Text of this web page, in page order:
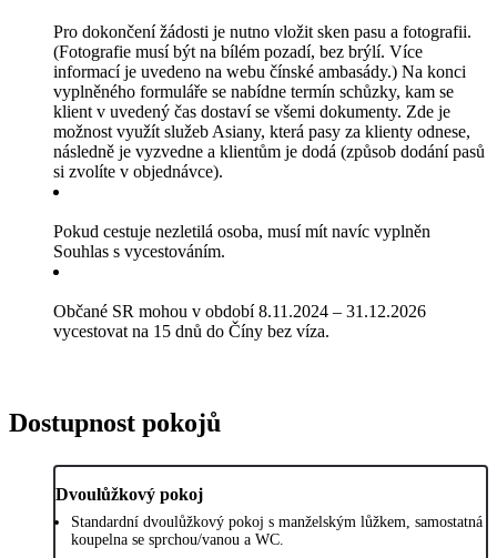
Pro dokončení žádosti je nutno vložit sken pasu a fotografii.
(Fotografie musí být na bílém pozadí, bez brýlí. Více
informací je uvedeno na webu čínské ambasády.) Na konci
vyplněného formuláře se nabídne termín schůzky, kam se
klient v uvedený čas dostaví se všemi dokumenty. Zde je
možnost využít služeb Asiany, která pasy za klienty odnese,
následně je vyzvedne a klientům je dodá (způsob dodání pasů
si zvolíte v objednávce).
Pokud cestuje nezletilá osoba, musí mít navíc vyplněn
Souhlas s vycestováním.
Občané SR mohou v období 8.11.2024 – 31.12.2026
vycestovat na 15 dnů do Číny bez víza.
Dostupnost pokojů
Dvoulůžkový pokoj
Standardní dvoulůžkový pokoj s manželským lůžkem, samostatná
koupelna se sprchou/vanou a WC.